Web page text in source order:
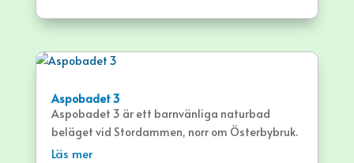
Aspobadet 3
Aspobadet 3 är ett barnvänliga naturbad
beläget vid Stordammen, norr om Österbybruk.
Här är erbjuds stora gräsytor och långgrunt bad
Läs mer